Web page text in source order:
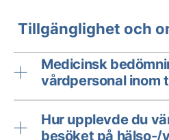
Tillgänglighet och
Medicinsk
vårdpersonal inom
Hur upplevde du
besöket på hälso-/